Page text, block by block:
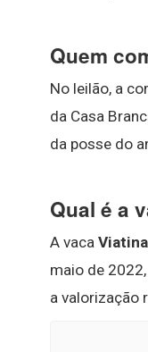
Quem
No leilão, a
da Casa
da posse do
Qual é a
A vaca
maio de
a valorização